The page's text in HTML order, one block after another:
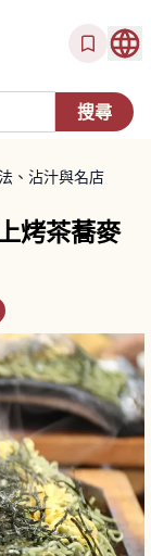
、沾汁與名店
烤茶蕎麥